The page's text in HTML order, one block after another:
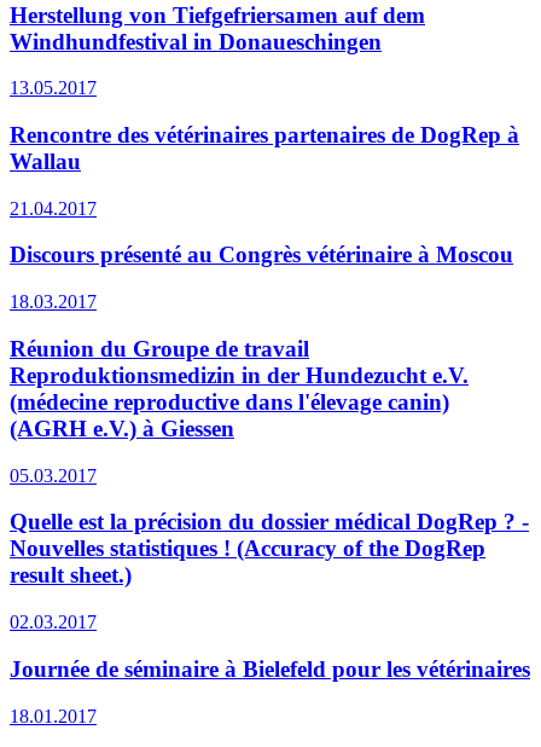
Herstellung von Tiefgefriersamen auf dem
Windhundfestival in Donaueschingen
13.05.2017
Rencontre des vétérinaires partenaires de DogRep à
Wallau
21.04.2017
Discours présenté au Congrès vétérinaire à Moscou
18.03.2017
Réunion du Groupe de travail
Reproduktionsmedizin in der Hundezucht e.V.
(médecine reproductive dans l'élevage canin)
(AGRH e.V.) à Giessen
05.03.2017
Quelle est la précision du dossier médical DogRep ? -
Nouvelles statistiques ! (Accuracy of the DogRep
result sheet.)
02.03.2017
Journée de séminaire à Bielefeld pour les vétérinaires
18.01.2017